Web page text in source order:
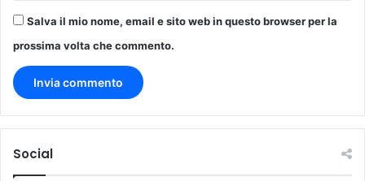
Salva il mio nome, email e sito web in questo browser per la
prossima volta che commento.
Social